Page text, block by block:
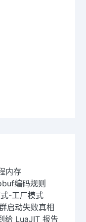
内存
编码规则
-工厂模式
启动失败真相
给 LuaJIT 报告